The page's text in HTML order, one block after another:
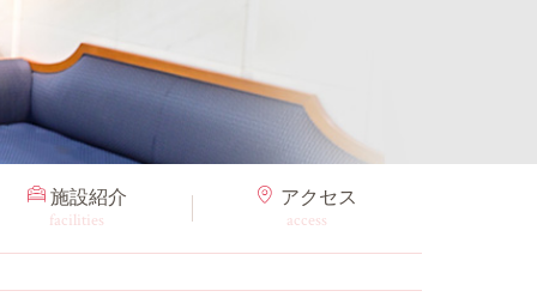
施設紹介
facilities
アクセス
access